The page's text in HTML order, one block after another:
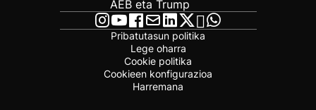
AEB eta Trump
Pribatutasun politika
Lege oharra
Cookie politika
Cookieen konfigurazioa
Harremana